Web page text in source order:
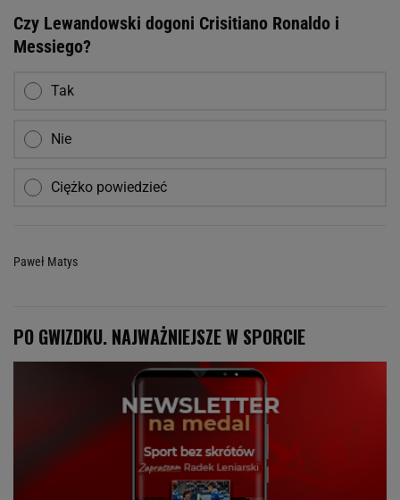
Czy Lewandowski dogoni Crisitiano Ronaldo i
Messiego?
Tak
Nie
Ciężko powiedzieć
Paweł Matys